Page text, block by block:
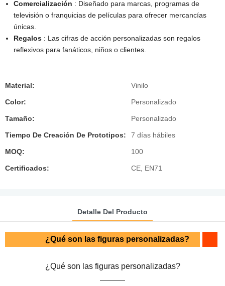
Comercialización : Diseñado para marcas, programas de
televisión o franquicias de películas para ofrecer mercancías
únicas.
Regalos : Las cifras de acción personalizadas son regalos
reflexivos para fanáticos, niños o clientes.
Material: Vinilo
Color: Personalizado
Tamaño: Personalizado
Tiempo De Creación De Prototipos: 7 días hábiles
MOQ: 100
Certificados: CE, EN71
Detalle Del Producto
¿Qué son las figuras personalizadas?
¿Qué son las figuras personalizadas?